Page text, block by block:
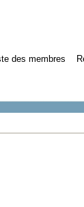
des membres